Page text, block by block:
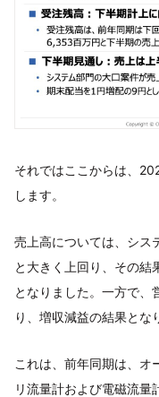
それではここからは、
します。
売上高については、シス
と大きく上回り、その結
となりました。一方で、
り、増収減益の結果とな
これは、前年同期は、オ
リ流量計および電磁流